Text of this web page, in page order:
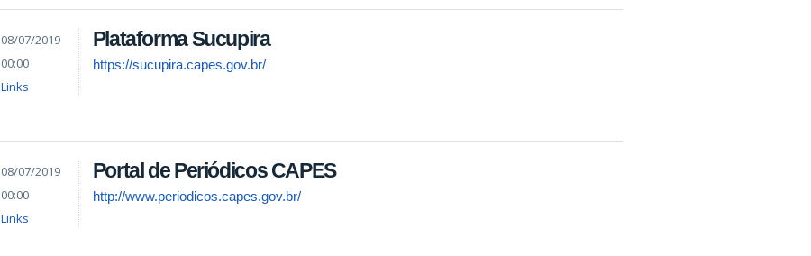
08/07/2019
00:00
Links
Plataforma Sucupira
https://sucupira.capes.gov.br/
08/07/2019
00:00
Links
Portal de Periódicos CAPES
http://www.periodicos.capes.gov.br/